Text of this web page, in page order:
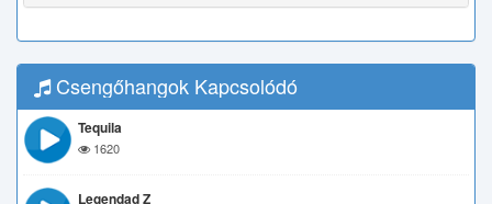
Csengőhangok Kapcsolódó
Tequila
1620
Legendad Z